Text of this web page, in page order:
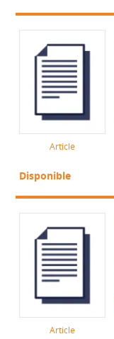
Article
Disponible
Article